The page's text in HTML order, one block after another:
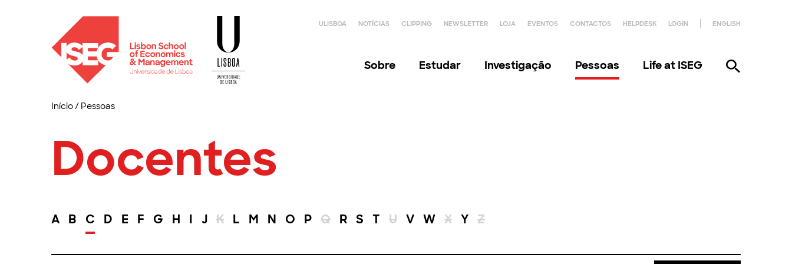
ULISBOA NOTÍCIAS CLIPPING NEWSLETTER LOJA EVENTOS CONTACTOS HELPDESK LOGIN ENGLISH
Sobre Estudar Investigação Pessoas Life at ISEG
Início/ Pessoas
Docentes
A B C D E F G H I J K L M N O P Q R S T U V W X Y Z